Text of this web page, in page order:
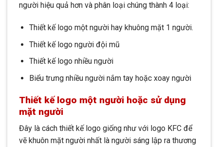
người hiệu quả hơn và phân loại chúng thành 4 loại:
Thiết kế logo một người hay khuông mặt 1 người.
Thiết kế logo người đội mũ
Thiết kế logo nhiều người
Biểu trưng nhiều người nắm tay hoặc xoay người
Thiết kế logo một người hoặc sử dụng
mặt người
Đây là cách thiết kế logo giống như với logo KFC để
vẽ khuôn mặt người nhất là người sáng lập ra thương